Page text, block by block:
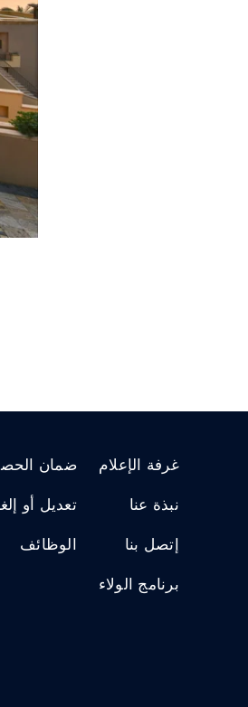
غرفة الإعلام
نبذة عنا
إتصل بنا
برنامج الولاء
ضمان
تعديل أو
الوظائف